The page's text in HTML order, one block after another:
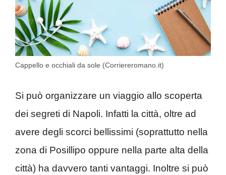
Cappello e occhiali da sole (Corriereromano.it)
Si può organizzare un viaggio allo scoperta
dei segreti di Napoli. Infatti la città, oltre ad
avere degli scorci bellissimi (soprattutto nella
zona di Posillipo oppure nella parte alta della
città) ha davvero tanti vantaggi. Inoltre si può